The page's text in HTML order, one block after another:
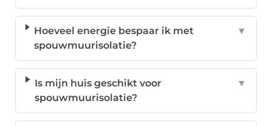
Hoeveel energie bespaar ik met
spouwmuurisolatie?
▼
Is mijn huis geschikt voor
spouwmuurisolatie?
▼